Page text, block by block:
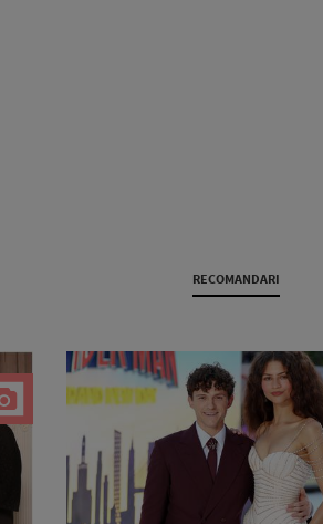
RECOMANDARI